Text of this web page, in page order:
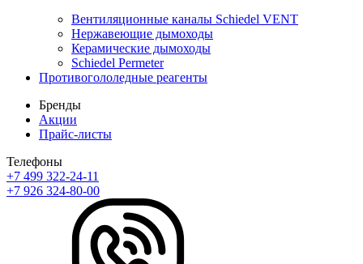
Вентиляционные каналы Schiedel VENT
Нержавеющие дымоходы
Керамические дымоходы
Schiedel Permeter
Противогололедные реагенты
Бренды
Акции
Прайс-листы
Телефоны
+7 499 322-24-11
+7 926 324-80-00